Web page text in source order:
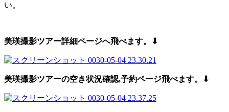
い。
美瑛撮影ツアー詳細ページへ飛べます。⬇︎
美瑛撮影ツアーの空き状況確認,予約ページ飛べます。⬇︎